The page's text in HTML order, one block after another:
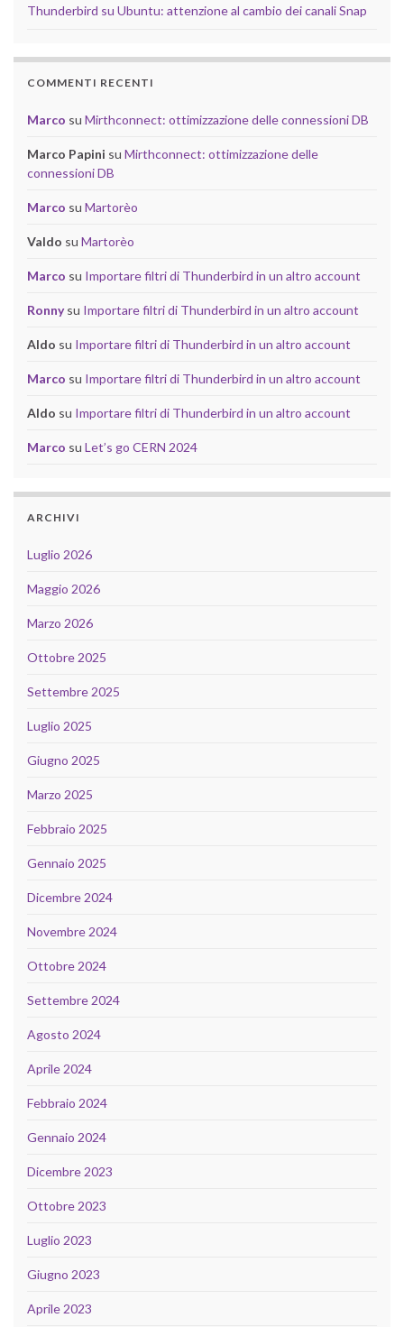
Thunderbird su Ubuntu: attenzione al cambio dei canali Snap
COMMENTI RECENTI
Marco su Mirthconnect: ottimizzazione delle connessioni DB
Marco Papini su Mirthconnect: ottimizzazione delle
connessioni DB
Marco su Martorèo
Valdo su Martorèo
Marco su Importare filtri di Thunderbird in un altro account
Ronnysu Importare filtri di Thunderbird in un altro account
Aldo su Importare filtri di Thunderbird in un altro account
Marco su Importare filtri di Thunderbird in un altro account
Aldo su Importare filtri di Thunderbird in un altro account
Marco su Let’s go CERN 2024
ARCHIVI
Luglio 2026
Maggio 2026
Marzo 2026
Ottobre 2025
Settembre 2025
Luglio 2025
Giugno 2025
Marzo 2025
Febbraio 2025
Gennaio 2025
Dicembre 2024
Novembre 2024
Ottobre 2024
Settembre 2024
Agosto 2024
Aprile 2024
Febbraio 2024
Gennaio 2024
Dicembre 2023
Ottobre 2023
Luglio 2023
Giugno 2023
Aprile 2023